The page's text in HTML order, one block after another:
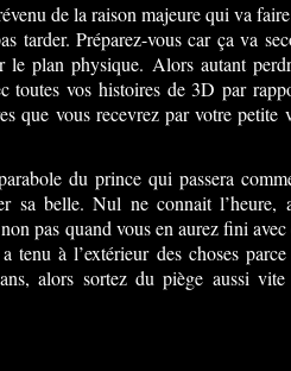
de la raison majeure qui va
tarder. Préparez-vous car ça va
le plan physique. Alors autant
toutes vos histoires de 3D par
que vous recevrez par votre petite
du prince qui passera
sa belle. Nul ne connait l’heure,
pas quand vous en aurez fini avec
à l’extérieur des choses
alors sortez du piège aussi